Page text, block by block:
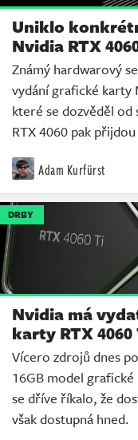
Uniklo
Nvidia RTX
Známý hardwarový
vydání grafické karty
které se dozvěděl od
RTX 4060 pak
Adam Kurfürst
DRBY
Nvidia má
karty RTX 4060
Vícero zdrojů dnes
16GB model
se dříve říkalo, že
však dostupná hned.